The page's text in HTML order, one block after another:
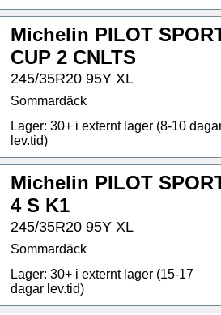
Michelin PILOT
CUP 2 CNLTS
245/35R20 95Y XL
Sommardäck
Lager: 30+ i externt lager (8-10
lev.tid)
Michelin PILOT
4 S K1
245/35R20 95Y XL
Sommardäck
Lager: 30+ i externt lager (15-17
dagar lev.tid)